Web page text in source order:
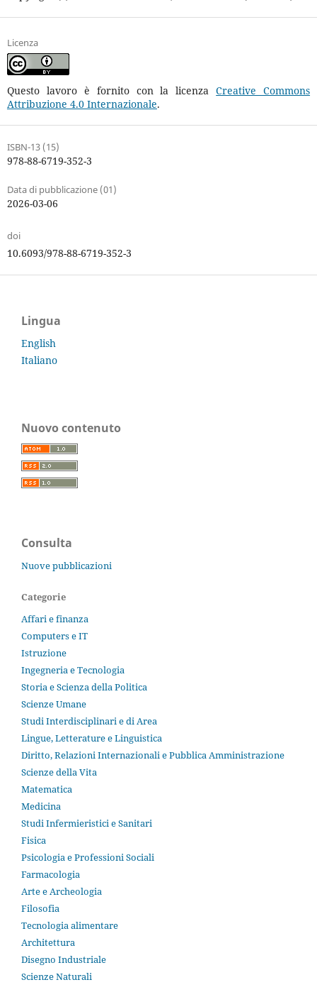
Licenza
Questo lavoro è fornito con la licenzaCreative Commons
Attribuzione 4.0 Internazionale.
ISBN-13 (15)
978-88-6719-352-3
Data di pubblicazione (01)
2026-03-06
doi
10.6093/978-88-6719-352-3
Lingua
English
Italiano
Nuovo contenuto
Consulta
Nuove pubblicazioni
Categorie
Affari e finanza
Computers e IT
Istruzione
Ingegneria e Tecnologia
Storia e Scienza della Politica
Scienze Umane
Studi Interdisciplinari e di Area
Lingue, Letterature e Linguistica
Diritto, Relazioni Internazionali e Pubblica Amministrazione
Scienze della Vita
Matematica
Medicina
Studi Infermieristici e Sanitari
Fisica
Psicologia e Professioni Sociali
Farmacologia
Arte e Archeologia
Filosofia
Tecnologia alimentare
Architettura
Disegno Industriale
Scienze Naturali